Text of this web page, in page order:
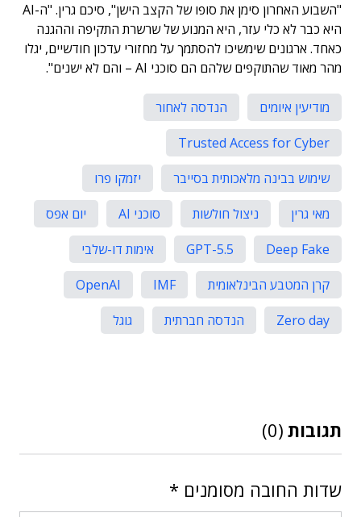
"השבוע האחרון סימן את סופו של הקצב הישן", סיכם גרין. "ה-AI
היא כבר לא כלי עזר, היא המנוע של שרשרת התקיפה וההגנה
כאחד. ארגונים שימשיכו להסתמך על מחזורי עדכון חודשיים, יגלו
מהר מאוד שהתוקפים שלהם הם סוכני AI – והם לא ישנים".
מודיעין איומים
הנדסה לאחור
Trusted Access for Cyber
שימוש בבינה מלאכותית בסייבר
יזמקו פרו
מאי גרין
ניצול חולשות סוכני AI
יום אפס
Deep Fake
GPT-5.5
אימות דו-שלבי
קרן המטבע הבינלאומית
IMF
OpenAI
Zero day
הנדסה חברתית גוגל
תגובות (0)
שדות החובה מסומנים *